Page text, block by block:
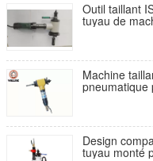
Outil taillant
tuyau de
Machine
pneumatique
Design
tuyau monté